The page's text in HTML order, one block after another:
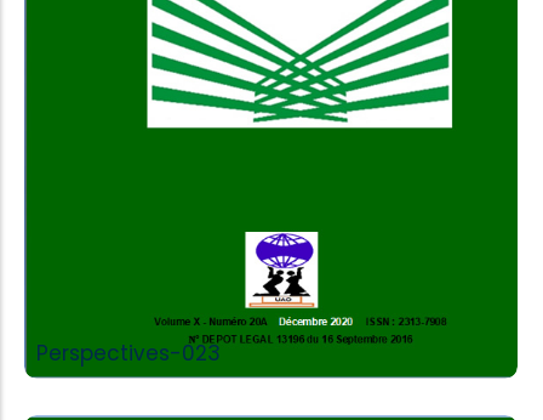
Perspectives-023
Add to Cart